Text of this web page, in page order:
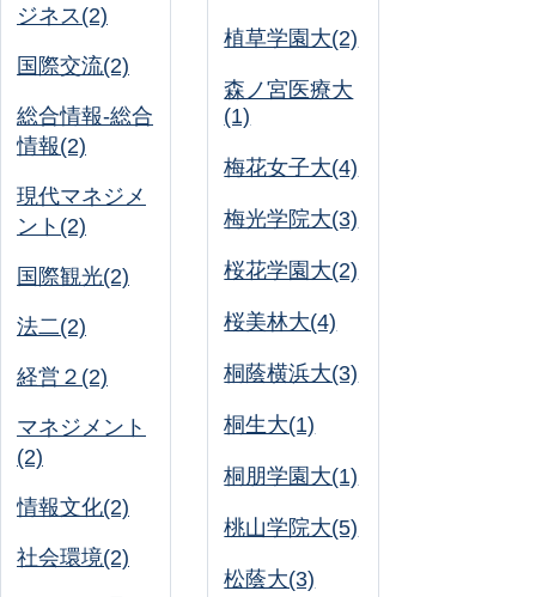
ジネス(2)
国際交流(2)
総合情報-総合
情報(2)
現代マネジメ
ント(2)
国際観光(2)
法二(2)
経営２(2)
マネジメント
(2)
情報文化(2)
社会環境(2)
植草学園大(2)
森ノ宮医療大
(1)
梅花女子大(4)
梅光学院大(3)
桜花学園大(2)
桜美林大(4)
桐蔭横浜大(3)
桐生大(1)
桐朋学園大(1)
桃山学院大(5)
松蔭大(3)